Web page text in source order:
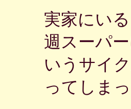
実家にい
週スーパ
いうサイ
ってしまっ